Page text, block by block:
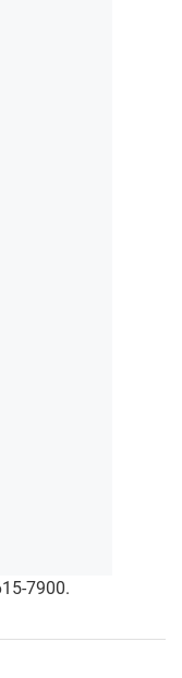
7900.